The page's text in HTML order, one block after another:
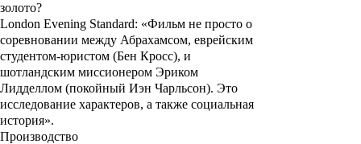
золото?
London Evening Standard: «Фильм не просто о
соревновании между Абрахамсом, еврейским
студентом-юристом (Бен Кросс), и
шотландским миссионером Эриком
Лидделлом (покойный Иэн Чарльсон). Это
исследование характеров, а также социальная
история».
Производство